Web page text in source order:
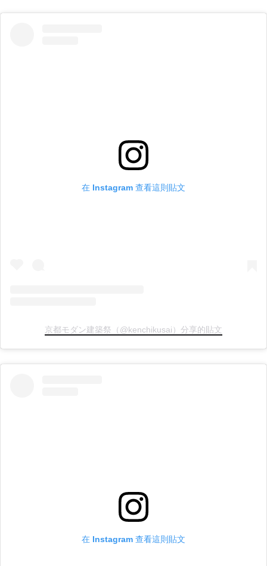
在 Instagram 查看這則貼文
京都モダン建築祭（@kenchikusai）分享的貼文
在 Instagram 查看這則貼文